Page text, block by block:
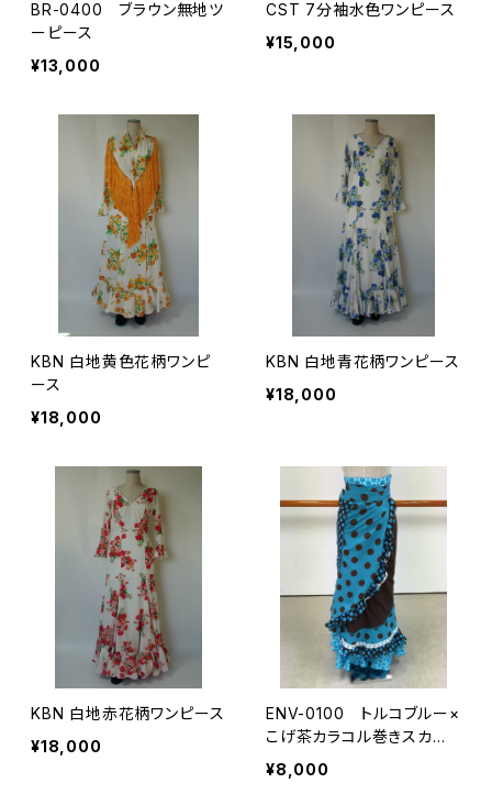
BR-0400 ブラウン無地ツ
ーピース
¥13,000
CST 7分袖水色ワンピース
¥15,000
KBN 白地黄色花柄ワンピ
ース
¥18,000
KBN 白地青花柄ワンピース
¥18,000
KBN 白地赤花柄ワンピース
¥18,000
ENV-0100 トルコブルー×
こげ茶カラコル巻きスカー
ト
¥8,000